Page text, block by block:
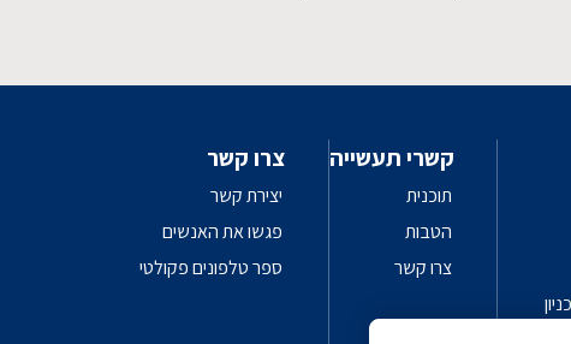
קשרי תעשייה
תוכנית
הטבות
צרו קשר
צרו קשר
יצירת קשר
פגשו את האנשים
ספר טלפונים פקולטי